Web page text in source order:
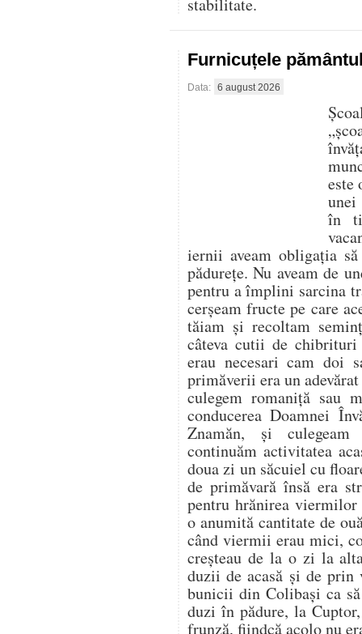
stabilitate.
Furnicuțele
Data: 6 august 2026
este
unei
în
iernii aveam obligația
pădurețe. Nu aveam de
pentru a împlini sarcina
cerșeam fructe pe care
tăiam și recoltam
câteva cutii de chibrituri
erau necesari cam doi
primăverii era un
culegem romaniță sau
conducerea Doamnei
Znamăn, și
continuăm activitatea
doua zi un săcuiel cu
de primăvară însă era
pentru hrănirea viermilor
o anumită cantitate de
când viermii erau mici,
creșteau de la o zi la
duzii de acasă și de prin
bunicii din Colibași ca
duzi în pădure, la
frunză, fiindcă acolo nu